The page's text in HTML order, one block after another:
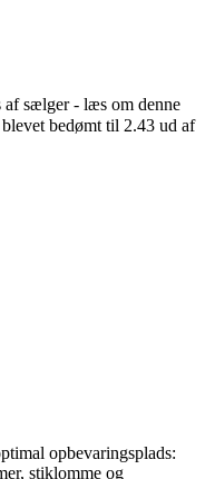
af sælger - læs om denne
bedømt til 2.43 ud af
opbevaringsplads:
stiklomme og